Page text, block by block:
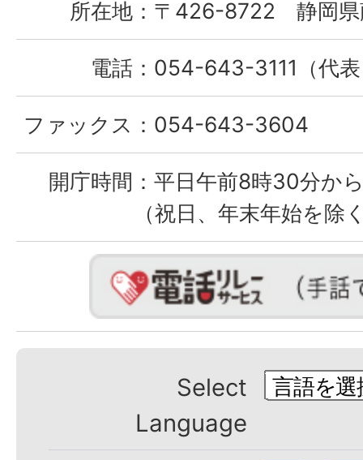
所在地： 〒426-8722 静岡県
電話： 054-643-3111（代
ファックス： 054-643-3604
開庁時間： 平日午前8時30分か
（祝日、年末年始を除
Select
Language